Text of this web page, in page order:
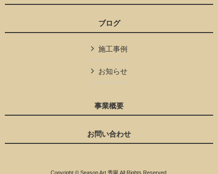
ブログ
施工事例
お知らせ
事業概要
お問い合わせ
Copyright © Season Art 秀園 All Rights Reserved.